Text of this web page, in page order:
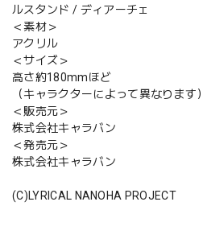
ルスタンド / ディアーチェ
＜素材＞
アクリル
＜サイズ＞
高さ約180mmほど
（キャラクターによって異なります）
＜販売元＞
株式会社キャラバン
＜発売元＞
株式会社キャラバン
(C)LYRICAL NANOHA PROJECT